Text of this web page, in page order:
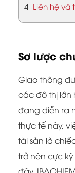
4 Liên hệ và
Sơ lược
Giao thông
các đô thị
đang diễn ra
thực tế này,
tài sản là
trở nên cực